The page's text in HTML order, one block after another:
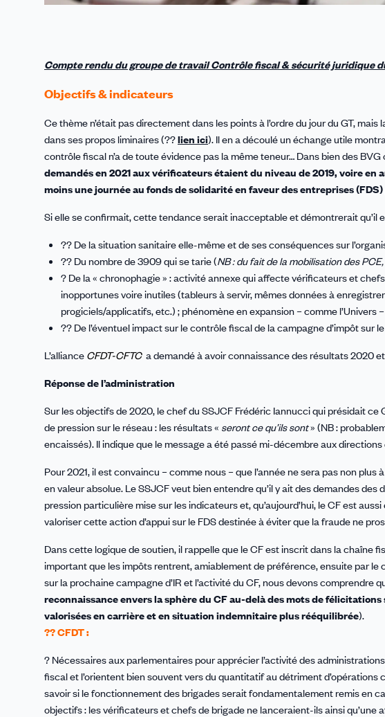
Compte rendu du groupe de travail Contrôle fiscal & sécurité juridique
Objectifs & indicateurs
Ce thème n’était pas directement dans les points à l’ordre du jour du GT, mais
dans ses propos liminaires (??lien ici). Il en a découlé un échange utile
contrôle fiscal n’a de toute évidence pas la même teneur… Dans bien des BVG
demandés en 2021 aux vérificateurs étaient du niveau de 2019, voire
moins une journée au fonds de solidarité en faveur des entreprises
Si elle se confirmait, cette tendance serait inacceptable et démontrerait qu’il
?? De la situation sanitaire elle-même et de ses conséquences sur
?? Du nombre de 3909 qui se tarie (NB : du fait de la mobilisation des
? De la « chronophagie » : activité annexe qui affecte vérificateurs et
inopportunes voire inutiles (tableurs à servir, mêmes données à
progiciels/applicatifs, etc.) ; phénomène en expansion – comme l’Univers
?? De l’éventuel impact sur le contrôle fiscal de la campagne d’impôt sur
L’alliance CFDT-CFTC a demandé à avoir connaissance des résultats 2020
Réponse de l’administration
Sur les objectifs de 2020, le chef du SSJCF Frédéric Iannucci qui présidait
de pression sur le réseau : les résultats « seront ce qu’ils sont» (NB :
encaissés). Il indique que le message a été passé mi-décembre aux
Pour 2021, il est convaincu – comme nous – que l’année ne sera pas non
en valeur absolue. Le SSJCF veut bien entendre qu’il y ait des demandes des
pression particulière mise sur les indicateurs et, qu’aujourd’hui, le CF est
valoriser cette action d’appui sur le FDS destinée à éviter que la fraude ne
Dans cette logique de soutien, il rappelle que le CF est inscrit dans la chaîne
important que les impôts rentrent, amiablement de préférence, ensuite par
sur la prochaine campagne d’IR et l’activité du CF, nous devons comprendre
reconnaissance envers la sphère du CF au-delà des mots de
valorisées en carrière et en situation indemnitaire plus rééquilibrée).
?? CFDT :
? Nécessaires aux parlementaires pour apprécier l’activité des
fiscal et l’orientent bien souvent vers du quantitatif au détriment
savoir si le fonctionnement des brigades serait fondamentalement remis en
objectifs : les vérificateurs et chefs de brigade ne lanceraient-ils ainsi qu’une